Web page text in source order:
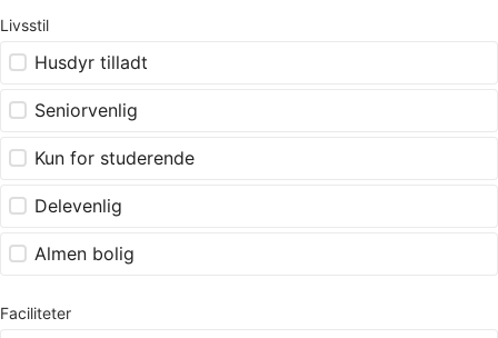
Livsstil
Husdyr tilladt
Seniorvenlig
Kun for studerende
Delevenlig
Almen bolig
Faciliteter